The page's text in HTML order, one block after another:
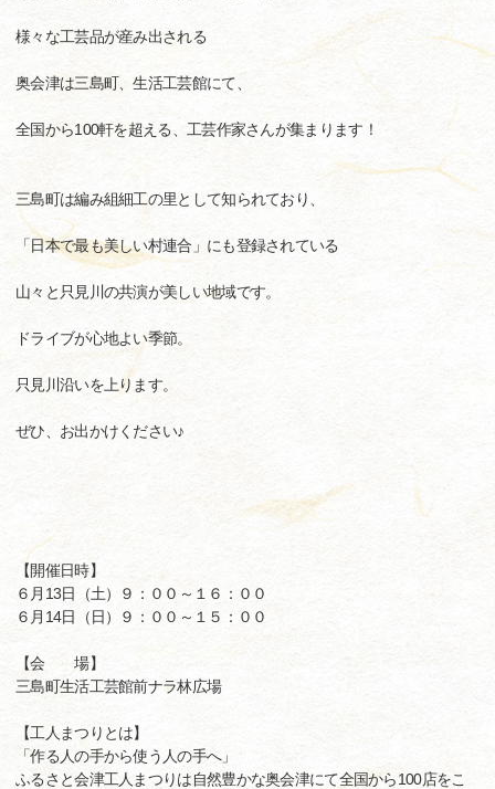
様々な工芸品が産み出される
奥会津は三島町、生活工芸館にて、
全国から100軒を超える、工芸作家さんが集まります！
三島町は編み組細工の里として知られており、
「日本で最も美しい村連合」にも登録されている
山々と只見川の共演が美しい地域です。
ドライブが心地よい季節。
只見川沿いを上ります。
ぜひ、お出かけください♪
【開催日時】
６月13日（土）９：００～１６：００
６月14日（日）９：００～１５：００
【会 場】
三島町生活工芸館前ナラ林広場
【工人まつりとは】
「作る人の手から使う人の手へ」
ふるさと会津工人まつりは自然豊かな奥会津にて全国から100店をこ